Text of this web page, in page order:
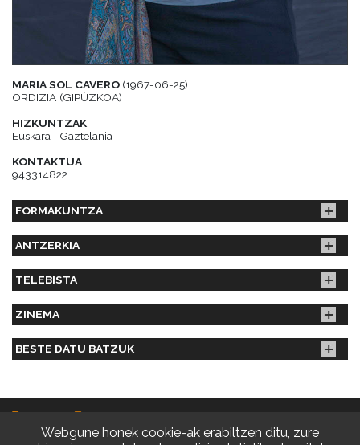
MARIA SOL CAVERO (1967-06-25)
ORDIZIA (GIPÚZKOA)
HIZKUNTZAK
Euskara , Gaztelania
KONTAKTUA
943314822
FORMAKUNTZA
ANTZERKIA
TELEBISTA
ZINEMA
BESTE DATU BATZUK
Webgune honek cookie-ak erabiltzen ditu, zure